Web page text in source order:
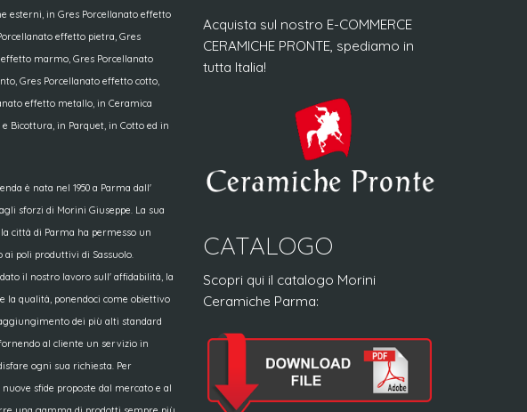
esterni, in Gres Porcellanato effetto
effetto pietra, Gres
marmo, Gres Porcellanato
Gres Porcellanato effetto cotto,
effetto metallo, in Ceramica
Bicottura, in Parquet, in Cotto ed in
è nata nel 1950 a Parma dall'
sforzi di Morini Giuseppe. La sua
città di Parma ha permesso un
ai poli produttivi di Sassuolo.
il nostro lavoro sull' affidabilità, la
la qualità, ponendoci come obiettivo
dei più alti standard
al cliente un servizio in
ogni sua richiesta. Per
sfide proposte dal mercato e al
Acquista sul nostro E-COMMERCE
CERAMICHE PRONTE, spediamo in
tutta Italia!
CATALOGO
Scopri qui il catalogo Morini
Ceramiche Parma: